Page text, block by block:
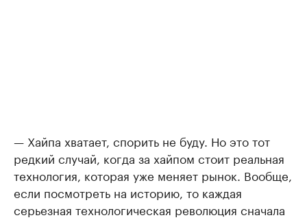
— Хайпа хватает, спорить не буду. Но это тот
редкий случай, когда за хайпом стоит реальная
технология, которая уже меняет рынок. Вообще,
если посмотреть на историю, то каждая
серьезная технологическая революция сначала